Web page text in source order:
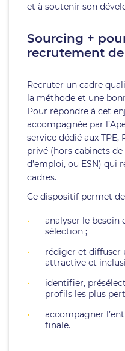
et à soutenir son
Sourcing +
recrutement
Recruter un cadre
la méthode et une
Pour répondre à cet
accompagnée par
service dédié aux TPE,
privé (hors cabinets
d’emploi, ou ESN) qui
cadres.
Ce dispositif permet
analyser le besoin
sélection ;
rédiger et diffuser
attractive et
identifier,
profils les plus
accompagner
finale.